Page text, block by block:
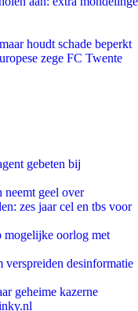
houdt schade beperkt
zege FC Twente
gebeten bij
neemt geel over
zes jaar cel en tbs voor
mogelijke oorlog met
desinformatie
geheime kazerne